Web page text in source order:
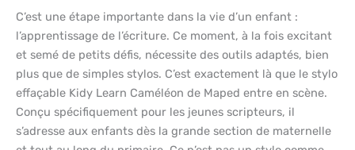
C’est une étape importante dans la vie d’un enfant :
l’apprentissage de l’écriture. Ce moment, à la fois excitant
et semé de petits défis, nécessite des outils adaptés, bien
plus que de simples stylos. C’est exactement là que le stylo
effaçable Kidy Learn Caméléon de Maped entre en scène.
Conçu spécifiquement pour les jeunes scripteurs, il
s’adresse aux enfants dès la grande section de maternelle